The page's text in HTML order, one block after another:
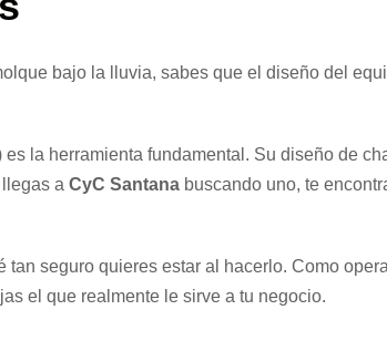
bajo la lluvia, sabes que el diseño del
es la herramienta fundamental. Su diseño de
a CyC Santana buscando uno, te
seguro quieres estar al hacerlo. Como
el que realmente le sirve a tu negocio.